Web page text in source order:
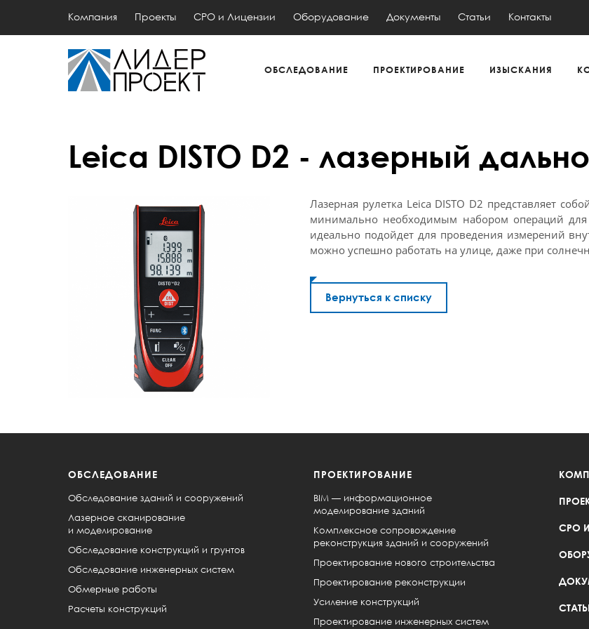
Компания Проекты СРО и Лицензии Оборудование Документы Статьи Контакты
ОБСЛЕДОВАНИЕ ПРОЕКТИРОВАНИЕ ИЗЫСКАНИЯ
Leica DISTO D2 - лазерный
Лазерная рулетка Leica DISTO D2 представляет
минимально необходимым набором операций
идеально подойдет для проведения измерений
можно успешно работать на улице, даже при
Вернуться к списку
ОБСЛЕДОВАНИЕ
Обследование зданий и сооружений
Лазерное сканирование
и моделирование
Обследование конструкций и грунтов
Обследование инженерных систем
Обмерные работы
Расчеты конструкций
ПРОЕКТИРОВАНИЕ
BIM — информационное
моделирование зданий
Комплексное сопровождение
реконструкция зданий и сооружений
Проектирование нового строительства
Проектирование реконструкции
Усиление конструкций
Проектирование инженерных систем
СРО